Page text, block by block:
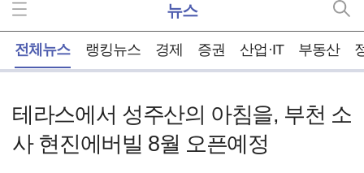
뉴스
전체뉴스 랭킹뉴스 경제 증권 산업·IT 부동산
테라스에서 성주산의 아침을, 부천 소
사 현진에버빌 8월 오픈예정